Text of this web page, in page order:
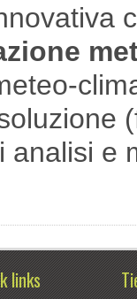
analisi e
links